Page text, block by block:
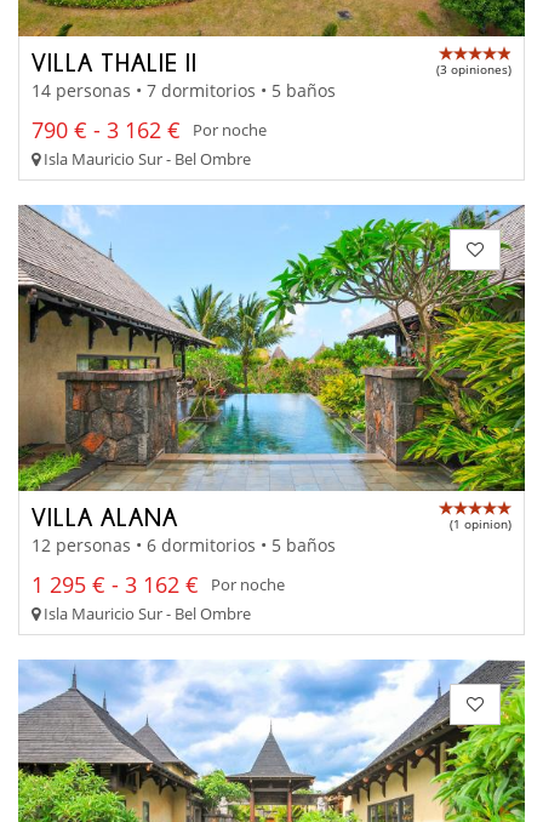
VILLA THALIE II (3 opiniones)
14 personas • 7 dormitorios • 5 baños
790 € - 3 162 €
Por noche
Isla Mauricio Sur - Bel Ombre
VILLA ALANA (1 opinion)
12 personas • 6 dormitorios • 5 baños
1 295 € - 3 162 €
Por noche
Isla Mauricio Sur - Bel Ombre